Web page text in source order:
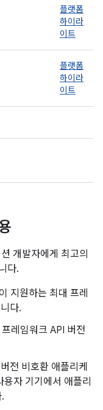
플랫폼
하이라
이트
플랫폼
하이라
이트
개발자에게 최고의
다.
지원하는 최대 프레
다.
레임워크 API 버전
전 비호환 애플리케
자 기기에서 애플리